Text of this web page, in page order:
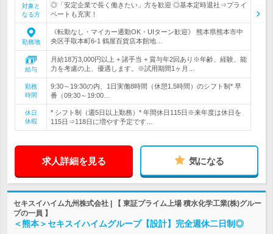
対象と
なる方
◎「安定企業で長く働きたい」方を歓迎 ◎基本定時退社⇒プライ
ベートも充実！
勤務地
《転勤なし・マイカー通勤OK・UIターン歓迎》 熊本県熊本市中
央区手取本町6-1 鶴屋百貨店本館地…
給与
月給18万3,000円以上 + 諸手当 + 賞与年2回あり※年齢、経験、能
力を考慮の上、優遇します。※試用期間1ヶ月…
勤務
時間
9:30～19:30の内、1日実働8時間（休憩1.5時間）のシフト制* 早
番（09:30～19:00…
休日
休暇
* シフト制（週5日以上勤務）* 年間休日115日※来年度は休日を
115日⇒118日に増やす予定です…
求人詳細を見る 気になる
セキスイハイム九州株式会社 | 【 東証プライム上場 積水化学工業(株)グルー
プの一員 】
＜熊本＞セキスイハイムグループ【設計】完全週休二日制◎